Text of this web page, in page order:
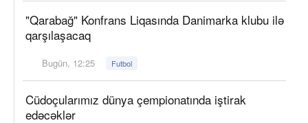
"Qarabağ" Konfrans Liqasında Danimarka klubu ilə
qarşılaşacaq
Bugün, 12:25 Futbol
Cüdoçularımız dünya çempionatında iştirak
edəcəklər